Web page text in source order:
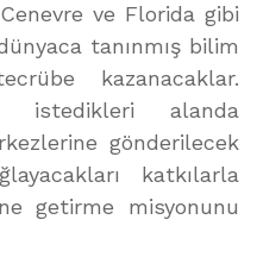
ve Florida gibi
tanınmış bilim
kazanacaklar.
istedikleri alanda
gönderilecek
katkılarla
getirme misyonunu